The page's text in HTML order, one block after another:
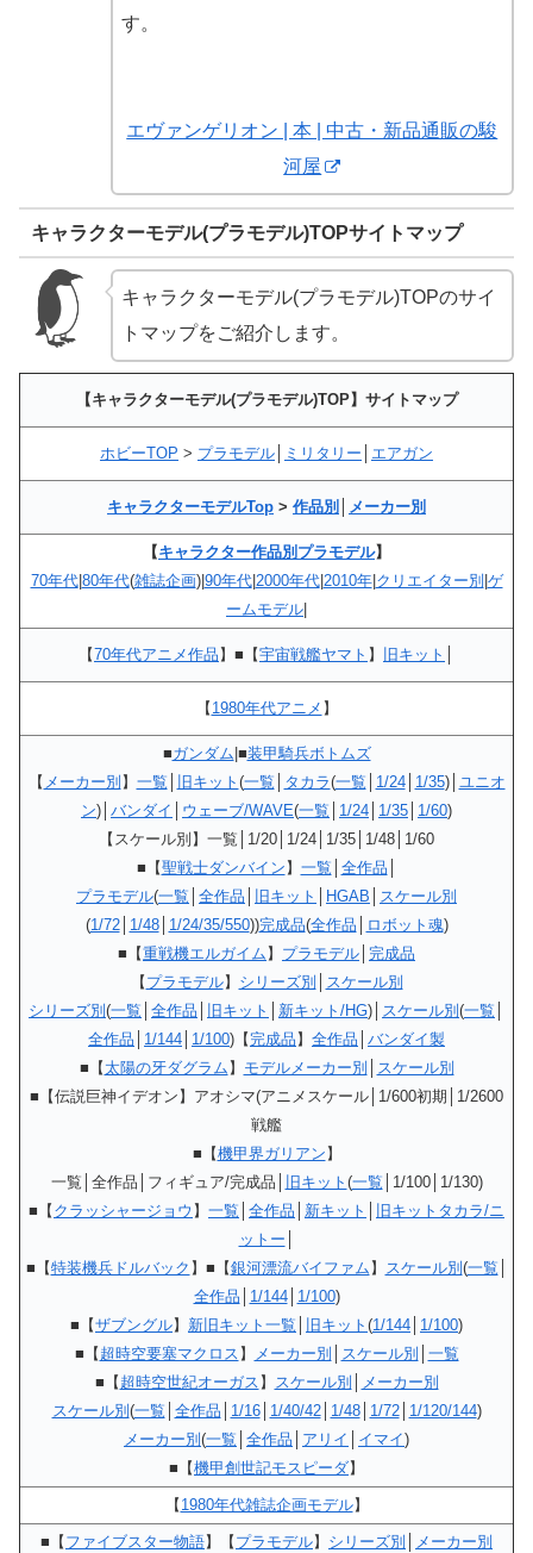
す。
エヴァンゲリオン | 本 | 中古・新品通販の駿
河屋
キャラクターモデル(プラモデル)TOPサイトマップ
キャラクターモデル(プラモデル)TOPのサイ
トマップをご紹介します。
【キャラクターモデル(プラモデル)TOP】サイトマップ
ホビーTOP > プラモデル ミリタリー エアガン
キャラクターモデルTop > 作品別 メーカー別
【キャラクター作品別プラモデル】
70年代| 80年代(雑誌企画)| 90年代| 2000年代| 2010年| クリエイター別 ゲ
ームモデル
【70年代アニメ作品 】■【宇宙戦艦ヤマト 】 旧キット
【 1980年代アニメ 】
■ガンダム |■装甲騎兵ボトムズ
【 メーカー別 】 一覧 旧キット (一覧 タカラ(一覧 1/24│ 1/35)│ ユニオ
ン)│ バンダイ ウェーブ/WAVE(一覧 1/24 1/35 1/60)
【スケール別】一覧│1/20│1/24│1/35│1/48│1/60
■【聖戦士ダンバイン 】 一覧 全作品
プラモデル(一覧 全作品 旧キット HGAB
スケール別
(1/72│ 1/48│ 1/24/35/550))完成品(全作品 ロボット魂)
■【重戦機エルガイム 】 プラモデル 完成品
【 プラモデル】 シリーズ別
スケール別
シリーズ別 (一覧 全作品 旧キット 新キット/HG)│ スケール別 (一覧
全作品
1/144 1/100)【完成品 】 全作品 バンダイ製
■【太陽の牙ダグラム 】 モデルメーカー別
スケール別
■【伝説巨神イデオン】アオシマ(アニメスケール│1/600初期│1/2600
戦艦
■【機甲界ガリアン 】
一覧│全作品│フィギュア/完成品│
旧キット (一覧 │1/100│1/130)
■【 クラッシャージョウ 】 一覧 全作品 新キット
旧キットタカラ/ニ
ットー
■【特装機兵ドルバック 】■【銀河漂流バイファム 】 スケール別 (一覧
全作品
1/144│ 1/100)
■【ザブングル】 新旧キット一覧 旧キット (1/144 1/100)
■【 超時空要塞マクロス 】 メーカー別 スケール別
一覧
■【 超時空世紀オーガス 】 スケール別
メーカー別
スケール別 (一覧 全作品 1/16│ 1/40/42│ 1/48│ 1/72│ 1/120/144)
メーカー別 (一覧 全作品 アリイ イマイ)
■【機甲創世記モスピーダ】
【 1980年代雑誌企画モデル】
■【 ファイブスター物語】【 プラモデル】 シリーズ別
メーカー別